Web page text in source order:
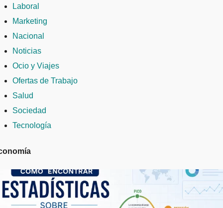
Laboral
Marketing
Nacional
Noticias
Ocio y Viajes
Ofertas de Trabajo
Salud
Sociedad
Tecnología